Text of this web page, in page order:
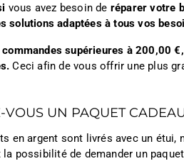
vous avez besoin de réparer votre
solutions adaptées à tous vos
supérieures à 200,00
Ceci afin de vous offrir une plus
VOUS UN PAQUET
en argent sont livrés avec un étui,
la possibilité de demander un